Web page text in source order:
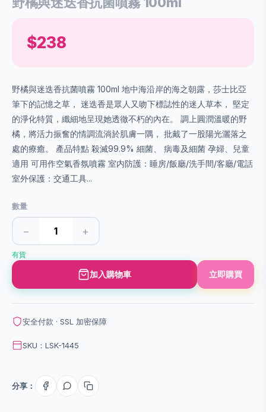
$238
野橘與迷迭⾹抗菌噴霧 100ml 地中海沿岸的海之朝露，莎⼠比亞
筆下的記憶之草， 迷迭⾹是眾⼈⼜吻下標誌性的迷⼈草本， 堅定
的淨化特質，纖細地呈現她透徹不朽的內在。 調上圓潤溫暖的野
橘，將活⼒振奮的情調流淌於肌膚⼀隅， 批戴了⼀股陽光灑落之
處的療癒。 產品特點 殺滅99.9% 細菌、 病毒及細菌 孕婦、兒童
適用 可用作空氣香氛噴霧 室内防護：睡房/飯廳/洗手間/客廳/電話
室外保護：交通工具...
數量
− +
有貨
加入購物車 立即購買
安全付款 · SSL 加密保障
SKU：LSK-1445
分享：